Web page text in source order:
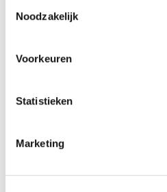
Noodzakelijk
Voorkeuren
Statistieken
Marketing
Beschikbaar in deze winkels
Frameries
Hognoul